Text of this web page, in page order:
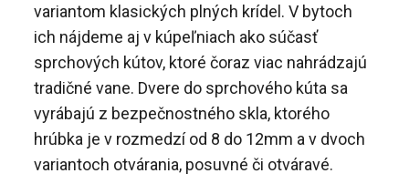
variantom klasických plných krídel. V bytoch
ich nájdeme aj v kúpeľniach ako súčasť
sprchových kútov, ktoré čoraz viac nahrádzajú
tradičné vane. Dvere do sprchového kúta sa
vyrábajú z bezpečnostného skla, ktorého
hrúbka je v rozmedzí od 8 do 12mm a v dvoch
variantoch otvárania, posuvné či otváravé.